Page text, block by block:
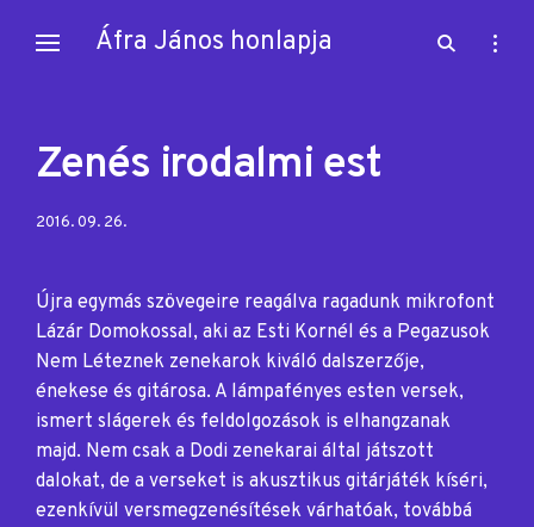
Áfra János honlapja
open
open
Zenés irodalmi est
Posted
2016. 09. 26.
Újra egymás szövegeire reagálva ragadunk mikrofont
Lázár Domokossal, aki az Esti Kornél és a Pegazusok
Nem Léteznek zenekarok kiváló dalszerzője,
énekese és gitárosa. A lámpafényes esten versek,
ismert slágerek és feldolgozások is elhangzanak
majd. Nem csak a Dodi zenekarai által játszott
dalokat, de a verseket is akusztikus gitárjáték kíséri,
ezenkívül versmegzenésítések várhatóak, továbbá